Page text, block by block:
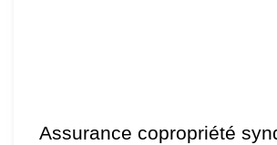
Assurance copropriété